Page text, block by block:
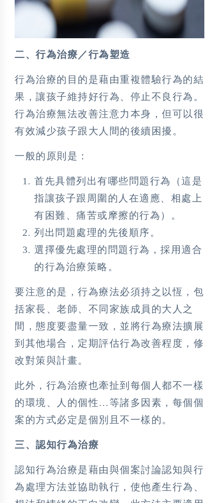
二、行為治療／行為塑造
行為治療的目的是藉由重複體驗行為的結
果，讓孩子維持好行為、停止不良行為。
行為治療無法改善注意力本身，但可以很
有效減少孩子跟大人間的後續困擾。
一般的原則是：
首先具體列出有哪些問題行為（這是
指讓孩子跟周圍的人在適應、相處上
有困難、痛苦或摩擦的行為）。
列出問題處理的先後順序。
選擇優先處理的問題行為，採用適合
的行為治療策略。
要注意的是，行為療法必須持之以恆，包
括家長、老師、不同家族成員的大人之
間，態度要盡量一致，並將行為療法擴展
到其他場合，定期評估行為改善程度，修
改對策與計畫。
此外，行為治療也牽扯到每個人都不一樣
的環境、人的個性…等諸多因素，每個個
案的方式必定是個別且不一樣的。
三、認知行為治療
認知行為治療是藉由與個案討論認知與行
為處理方法並協助執行，使他產生行為、